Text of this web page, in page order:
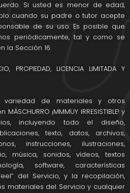
Si usted es menor de edad,
cuando su padre o tutor acepte
de su uso. Es posible que
periódicamente, tal y como se
la Sección 16.
PROPIEDAD, LICENCIA LIMITADA Y
variedad de materiales y otros
¡MMMUY IRRESISTIBLE! y
incluyendo todo el diseño,
texto, datos, archivos,
instrucciones, ilustraciones,
música, sonidos, vídeos, textos
software, características
del Servicio, y la recopilación,
materiales del Servicio y cualquier